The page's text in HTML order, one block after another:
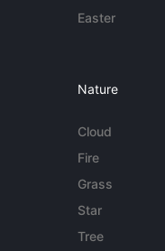
Easter
Nature
Cloud
Fire
Grass
Star
Tree